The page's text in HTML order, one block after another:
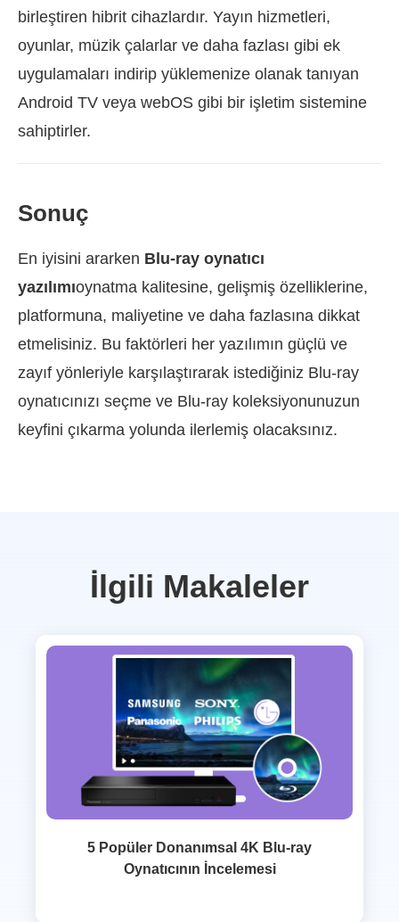
birleştiren hibrit cihazlardır. Yayın hizmetleri,
oyunlar, müzik çalarlar ve daha fazlası gibi ek
uygulamaları indirip yüklemenize olanak tanıyan
Android TV veya webOS gibi bir işletim sistemine
sahiptirler.
Sonuç
En iyisini ararken Blu-ray oynatıcı
yazılımıoynatma kalitesine, gelişmiş özelliklerine,
platformuna, maliyetine ve daha fazlasına dikkat
etmelisiniz. Bu faktörleri her yazılımın güçlü ve
zayıf yönleriyle karşılaştırarak istediğiniz Blu-ray
oynatıcınızı seçme ve Blu-ray koleksiyonunuzun
keyfini çıkarma yolunda ilerlemiş olacaksınız.
İlgili Makaleler
5 Popüler Donanımsal 4K Blu-ray
Oynatıcının İncelemesi